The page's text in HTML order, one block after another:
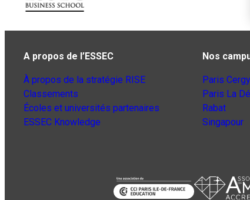
A propos de l’ESSEC
À propos de la stratégie RISE
Classements
Écoles et universités partenaires
ESSEC Knowledge
Nos
Paris Cergy
Paris La
Rabat
Singapour